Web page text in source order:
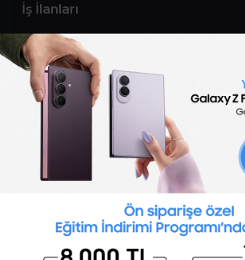
İş İlanları
Sertifika Programları
Yetenek Testleri